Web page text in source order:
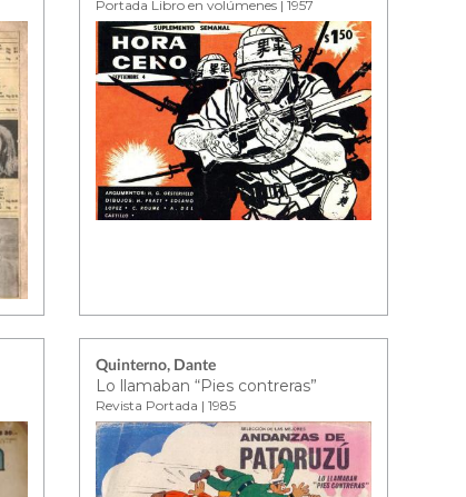
Portada Libro en volúmenes | 1957
Quinterno, Dante
Lo llamaban “Pies contreras”
Revista Portada | 1985